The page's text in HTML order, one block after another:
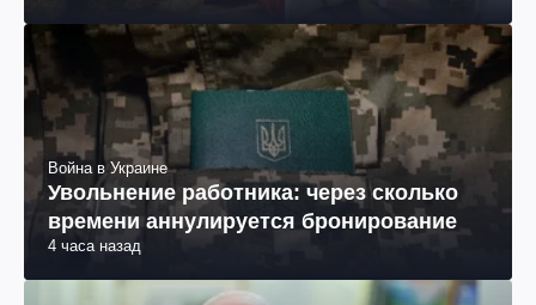
Война в Украине
Увольнение работника: через сколько
времени аннулируется бронирование
4 часа назад